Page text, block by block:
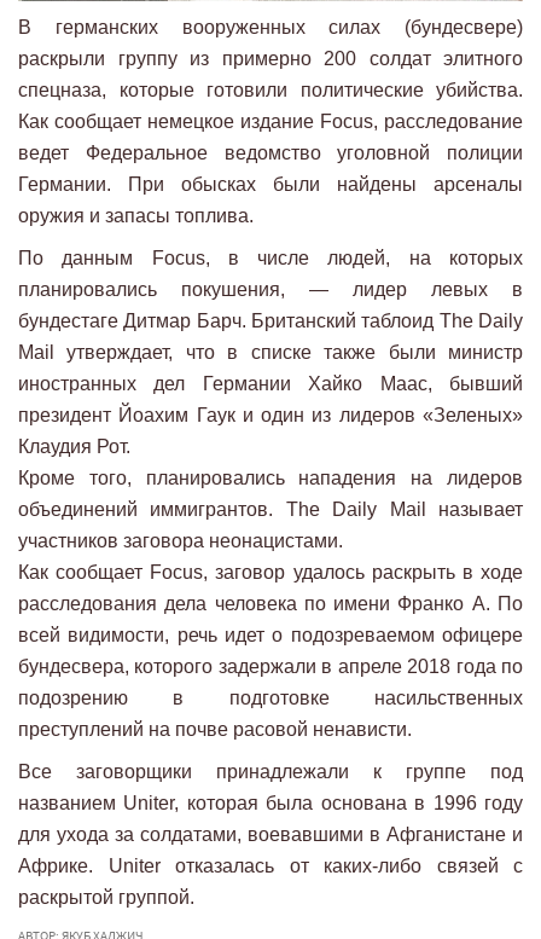
В германских вооруженных силах (бундесвере)
раскрыли группу из примерно 200 солдат элитного
спецназа, которые готовили политические убийства.
Как сообщает немецкое издание Focus, расследование
ведет Федеральное ведомство уголовной полиции
Германии. При обысках были найдены арсеналы
оружия и запасы топлива.
По данным Focus, в числе людей, на которых
планировались покушения, — лидер левых в
бундестаге Дитмар Барч. Британский таблоид The Daily
Mail утверждает, что в списке также были министр
иностранных дел Германии Хайко Маас, бывший
президент Йоахим Гаук и один из лидеров «Зеленых»
Клаудия Рот.
Кроме того, планировались нападения на лидеров
объединений иммигрантов. The Daily Mail называет
участников заговора неонацистами.
Как сообщает Focus, заговор удалось раскрыть в ходе
расследования дела человека по имени Франко А. По
всей видимости, речь идет о подозреваемом офицере
бундесвера, которого задержали в апреле 2018 года по
подозрению в подготовке насильственных
преступлений на почве расовой ненависти.
Все заговорщики принадлежали к группе под
названием Uniter, которая была основана в 1996 году
для ухода за солдатами, воевавшими в Афганистане и
Африке. Uniter отказалась от каких-либо связей с
раскрытой группой.
АВТОР: ЯКУБ ХАДЖИЧ